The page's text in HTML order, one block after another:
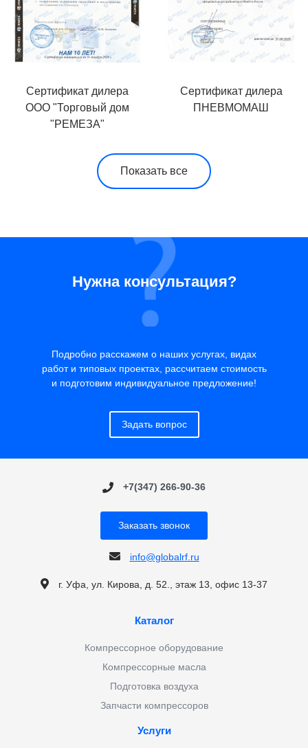
Сертификат дилера
ООО "Торговый дом
"РЕМЕЗА"
Сертификат дилера
ПНЕВМОМАШ
Показать все
Нужна консультация?
Подробно расскажем о наших услугах, видах
работ и типовых проектах, рассчитаем стоимость
и подготовим индивидуальное предложение!
Задать вопрос
+7(347) 266-90-36
Заказать звонок
info@globalrf.ru
г. Уфа, ул. Кирова, д. 52., этаж 13, офис 13-37
Каталог
Компрессорное оборудование
Компрессорные масла
Подготовка воздуха
Запчасти компрессоров
Услуги